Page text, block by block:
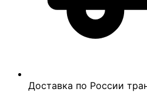
Доставка по России